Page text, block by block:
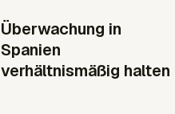
Überwachung in
Spanien
verhältnismäßig halten